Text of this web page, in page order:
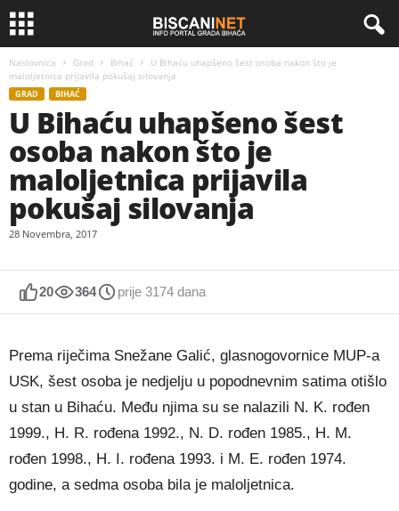
Naslovnica Grad Bihać
U Bihaću uhapšeno šest osoba nakon što je
maloljetnica prijavila pokušaj silovanja
GRAD BIHAĆ
U Bihaću uhapšeno šest
osoba nakon što je
maloljetnica prijavila
pokušaj silovanja
28 Novembra, 2017
20 364 prije 3174 dana
Prema riječima Snežane Galić, glasnogovornice MUP-a
USK, šest osoba je nedjelju u popodnevnim satima otišlo
u stan u Bihaću. Među njima su se nalazili N. K. rođen
1999., H. R. rođena 1992., N. D. rođen 1985., H. M.
rođen 1998., H. I. rođena 1993. i M. E. rođen 1974.
godine, a sedma osoba bila je maloljetnica.